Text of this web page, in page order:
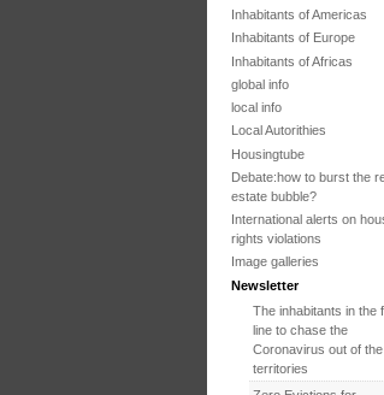
Inhabitants of Americas
Inhabitants of Europe
Inhabitants of Africas
global info
local info
Local Autorithies
Housingtube
Debate:how to burst the
estate bubble?
International alerts on
rights violations
Image galleries
Newsletter
The inhabitants in the
line to chase the
Coronavirus out of the
territories